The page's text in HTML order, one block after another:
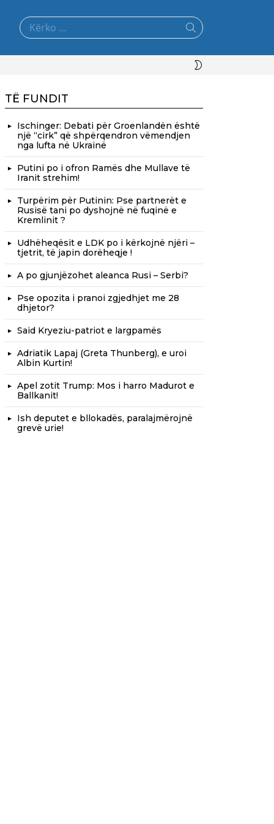
Search
for:
TË FUNDIT
Ischinger: Debati për Groenlandën është
një “cirk” që shpërqendron vëmendjen
nga lufta në Ukrainë
Putini po i ofron Ramës dhe Mullave të
Iranit strehim!
Turpërim për Putinin: Pse partnerët e
Rusisë tani po dyshojnë në fuqinë e
Kremlinit ?
Udhëheqësit e LDK po i kërkojnë njëri –
tjetrit, të japin dorëheqje !
A po gjunjëzohet aleanca Rusi – Serbi?
Pse opozita i pranoi zgjedhjet me 28
dhjetor?
Said Kryeziu-patriot e largpamës
Adriatik Lapaj (Greta Thunberg), e uroi
Albin Kurtin!
Apel zotit Trump: Mos i harro Madurot e
Ballkanit!
Ish deputet e bllokadës, paralajmërojnë
grevë urie!